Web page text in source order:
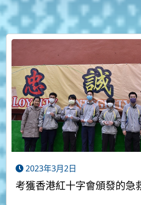
2023年3月2日
考獲香港紅十字會頒發的急